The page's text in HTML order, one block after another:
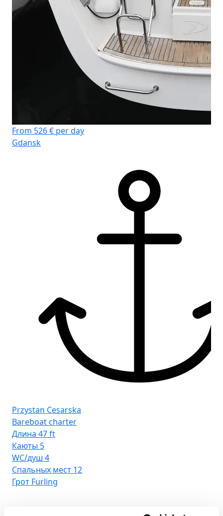
From 526 € per day
Gdansk
Przystan Cesarska
Bareboat charter
Длина 47 ft
Каюты 5
WC/душ 4
Спальных мест 12
Грот Furling